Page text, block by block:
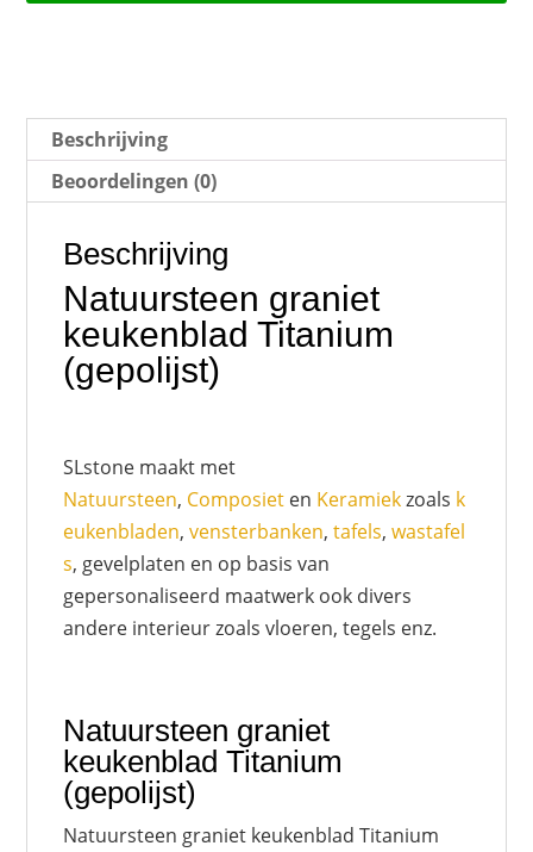
Beschrijving
Beoordelingen (0)
Beschrijving
Natuursteen graniet
keukenblad Titanium
(gepolijst)
SLstone maakt met
Natuursteen, Composiet en Keramiekzoals k
eukenbladen,vensterbanken,tafels,wastafel
s, gevelplaten en op basis van
gepersonaliseerd maatwerk ook divers
andere interieur zoals vloeren, tegels enz.
Natuursteen graniet
keukenblad Titanium
(gepolijst)
Natuursteen graniet keukenblad Titanium